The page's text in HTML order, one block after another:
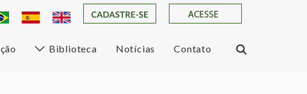
Biblioteca Notícias Contato